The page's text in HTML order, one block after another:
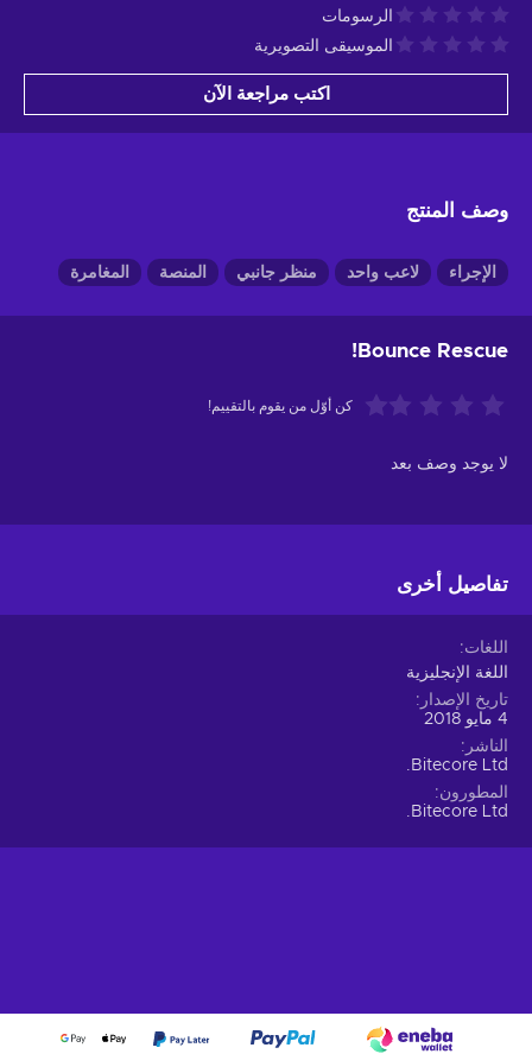
الرسومات
الموسيقى التصويرية
اكتب مراجعة الآن
وصف المنتج
الإجراء لاعب واحد منظر جانبي المنصة المغامرة
Bounce Rescue!
كن أوّل من يقوم بالتقييم!
لا يوجد وصف بعد
تفاصيل أخرى
اللغات
اللغة الإنجليزية
تاريخ الإصدار
4 مايو 2018
الناشر
Bitecore Ltd.
المطورون
Bitecore Ltd.